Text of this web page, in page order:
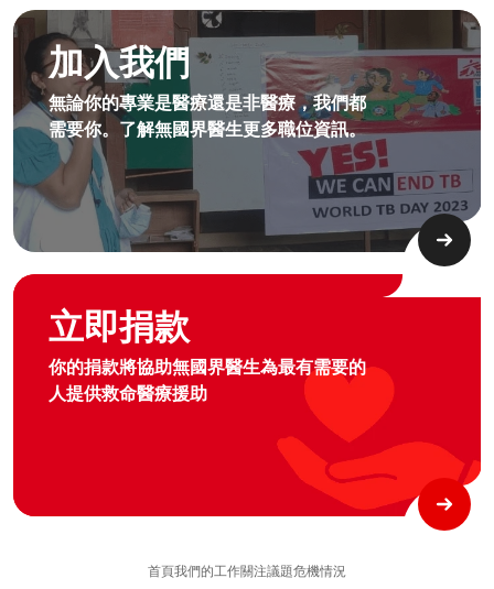
加入我們
無論你的專業是醫療還是非醫療，我們都
需要你。了解無國界醫生更多職位資訊。​
成為無國界無援人員​
立即捐款
你的捐款將協助無國界醫生為最有需要的
人提供救命醫療援助
Graphic of hand with heart logo
首頁我們的工作關注議題危機情況